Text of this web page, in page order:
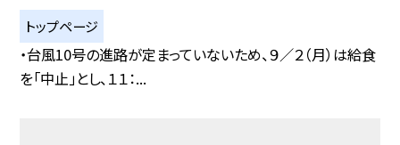
トップページ
・台風10号の進路が定まっていないため、９／２（月）は給食
を「中止」とし、１１：...